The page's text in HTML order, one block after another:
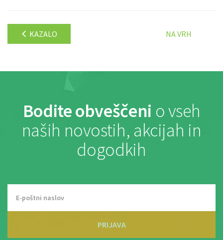
KAZALO NA VRH
Bodite obveščeni o vseh
naših novostih, akcijah in
dogodkih
PRIJAVA